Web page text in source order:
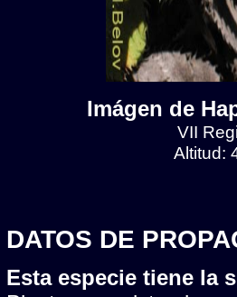
Imágen de
VII
Altitud:
DATOS DE
Esta especie tiene la